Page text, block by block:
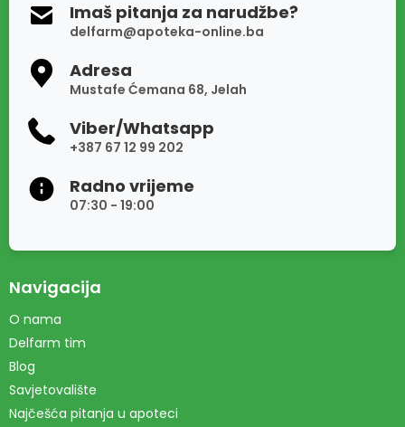
Imaš pitanja za narudžbe?
delfarm@apoteka-online.ba
Adresa
Mustafe Ćemana 68, Jelah
Viber/Whatsapp
+387 67 12 99 202
Radno vrijeme
07:30 - 19:00
Navigacija
O nama
Delfarm tim
Blog
Savjetovalište
Najčešća pitanja u apoteci